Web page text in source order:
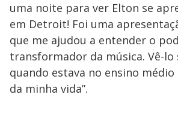
uma noite para ver Elton se
em Detroit! Foi uma
que me ajudou a entender o
transformador da música. Vê-
quando estava no ensino
da minha vida”.